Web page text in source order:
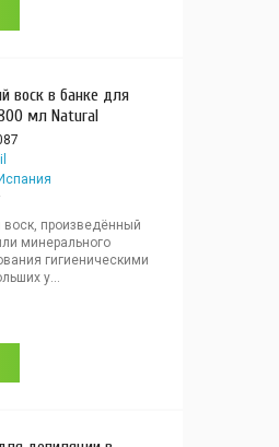
воск в банке для
мл Natural
Испания
воск, произведённый
минерального
гигиеническими
у...